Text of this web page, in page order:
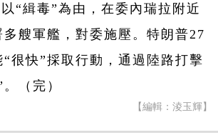
“緝毒”為由，在委內瑞拉附近
艘軍艦，對委施壓。特朗普27
很快”採取行動，通過陸路打擊
（完）
【編輯：淩玉輝】